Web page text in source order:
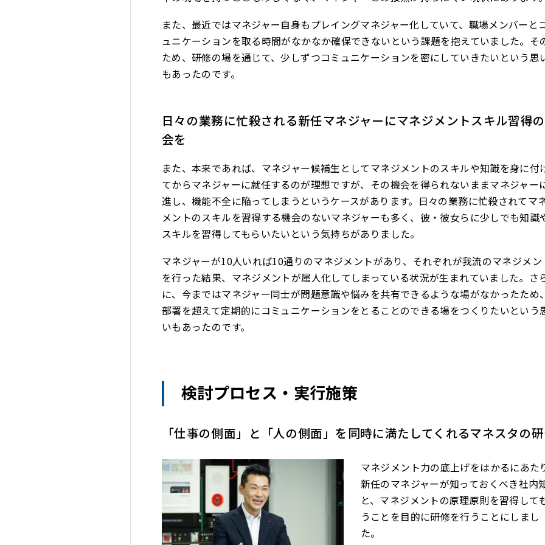
また、最近ではマネジャー自身もプレイングマネジャー化していて、職場メンバーと
ュニケーションを取る時間がなかなか確保できないという課題を抱えていました。そ
ため、研修の場を通じて、少しずつコミュニケーションを密にしていきたいという思
もあったのです。
日々の業務に忙殺される新任マネジャーにマネジメントスキル習得
会を
また、本来であれば、マネジャー候補生としてマネジメントのスキルや知識を身に付
てからマネジャーに就任するのが理想ですが、その機会を得られないままマネジャー
進し、機能不全に陥ってしまうというケースがあります。日々の業務に忙殺されてマ
メントのスキルを習得する機会のないマネジャーも多く、彼・彼女らに少しでも知識
スキルを習得してもらいたいという気持ちがありました。
マネジャーが10人いれば10通りのマネジメントがあり、それぞれが我流のマネジメン
を行った結果、マネジメントが属人化してしまっている状況が生まれていました。さ
に、今まではマネジャー同士が問題意識や悩みを共有できるような場がなかったため、
部署を超えて定期的にコミュニケーションをとることのできる場をつくりたいという
いもあったのです。
検討プロセス・実行施策
「仕事の側面」と「人の側面」を同時に満たしてくれるマネスタの
マネジメント力の底上げをはかるにあた
新任のマネジャーが知っておくべき社内
と、マネジメントの原理原則を習得して
うことを目的に研修を行うことにしまし
た。